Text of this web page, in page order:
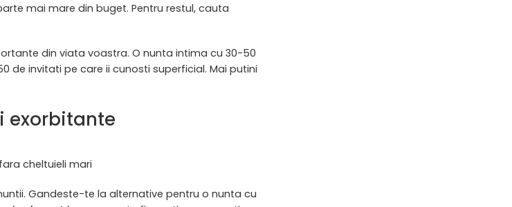
mai mare din buget. Pentru restul, cauta
din viata voastra. O nunta intima cu 30-50
de invitati pe care ii cunosti superficial. Mai putini
exorbitante
cheltuieli mari
Gandeste-te la alternative pentru o nunta cu